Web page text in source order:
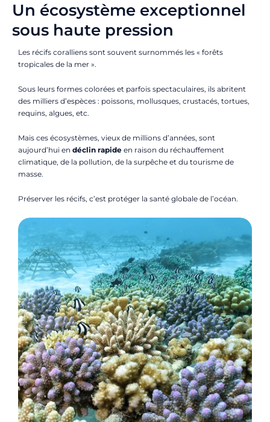
Un écosystème exceptionnel
sous haute pression
Les récifs coralliens sont souvent surnommés les « forêts
tropicales de la mer ».
Sous leurs formes colorées et parfois spectaculaires, ils abritent
des milliers d’espèces : poissons, mollusques, crustacés, tortues,
requins, algues, etc.
Mais ces écosystèmes, vieux de millions d’années, sont
aujourd’hui en déclin rapide en raison du réchauffement
climatique, de la pollution, de la surpêche et du tourisme de
masse.
Préserver les récifs, c’est protéger la santé globale de l’océan.